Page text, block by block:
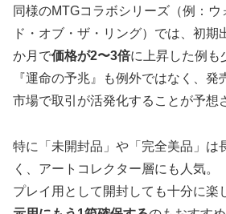
同様のMTGコラボシリーズ（例：
ド・オブ・ザ・リング）では、初期
か月で価格が2〜3倍に上昇した例も
『運命の予兆』も例外ではなく、発
市場で取引が活発化することが予想
特に「未開封品」や「完全美品」は
く、アートコレクター層にも人気。
プレイ用として開封しても十分に楽